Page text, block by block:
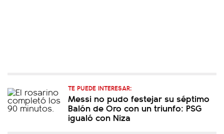
TE PUEDE INTERESAR:
Messi no pudo festejar su séptimo
Balón de Oro con un triunfo: PSG
igualó con Niza